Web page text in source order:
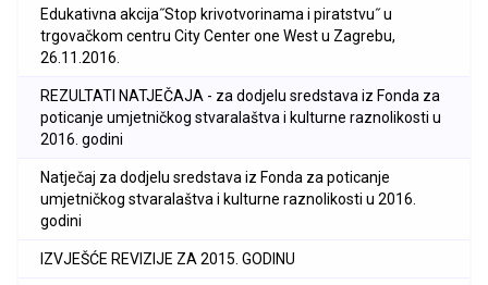
Edukativna akcija˝Stop krivotvorinama i piratstvu˝ u
trgovačkom centru City Center one West u Zagrebu,
26.11.2016.
REZULTATI NATJEČAJA - za dodjelu sredstava iz Fonda za
poticanje umjetničkog stvaralaštva i kulturne raznolikosti u
2016. godini
Natječaj za dodjelu sredstava iz Fonda za poticanje
umjetničkog stvaralaštva i kulturne raznolikosti u 2016.
godini
IZVJEŠĆE REVIZIJE ZA 2015. GODINU